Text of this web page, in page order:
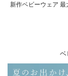
新作ベビーウェア 最